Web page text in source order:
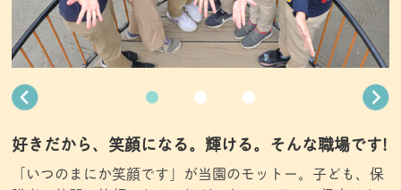
好きだから、笑顔になる。輝ける。そんな職場です!
「いつのまにか笑顔です」が当園のモットー。子ども、保